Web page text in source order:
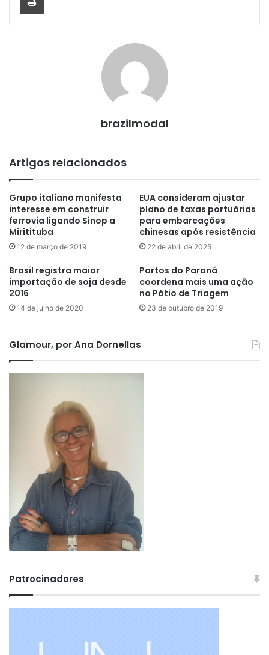
brazilmodal
Artigos relacionados
Grupo italiano manifesta
interesse em construir
ferrovia ligando Sinop a
Miritituba
12 de março de 2019
EUA consideram ajustar
plano de taxas portuárias
para embarcações
chinesas após resistência
22 de abril de 2025
Brasil registra maior
importação de soja desde
2016
14 de julho de 2020
Portos do Paraná
coordena mais uma ação
no Pátio de Triagem
23 de outubro de 2019
Glamour, por Ana Dornellas
Patrocinadores